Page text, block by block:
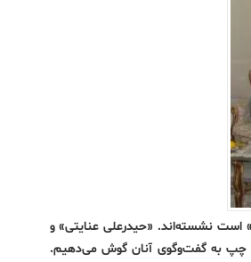
است نشسته‌اند. «حیدرعلی عنایتی» و
چپ به گفت‌و‌گوی آنان گوش می‌دهیم.